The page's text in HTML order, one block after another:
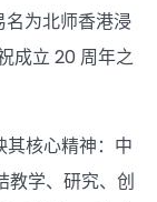
为北师香港浸
成立 20 周年之
其核心精神：中
教学、研究、创